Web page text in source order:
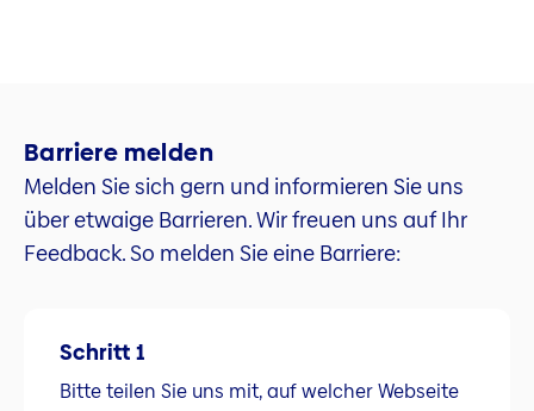
Barriere melden
Melden Sie sich gern und informieren Sie uns
über etwaige Barrieren. Wir freuen uns auf Ihr
Feedback. So melden Sie eine Barriere:
Schritt 1
Bitte teilen Sie uns mit, auf welcher Webseite